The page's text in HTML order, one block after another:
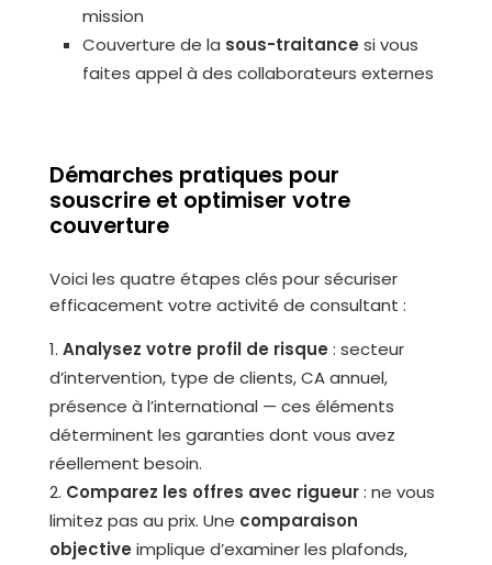
mission
Couverture de la sous-traitance si vous
faites appel à des collaborateurs externes
Démarches pratiques pour
souscrire et optimiser votre
couverture
Voici les quatre étapes clés pour sécuriser
efficacement votre activité de consultant :
Analysez votre profil de risque : secteur
d’intervention, type de clients, CA annuel,
présence à l’international — ces éléments
déterminent les garanties dont vous avez
réellement besoin.
Comparez les offres avec rigueur: ne vous
limitez pas au prix. Une comparaison
objective implique d’examiner les plafonds,